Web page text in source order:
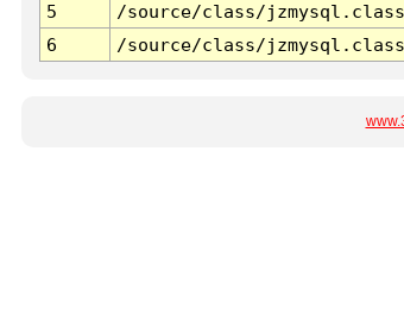
5
/source/class/
6
/source/class/